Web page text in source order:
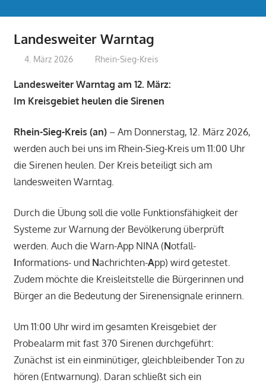
Landesweiter Warntag
4. März 2026 treffpunkt
Rhein-Sieg-Kreis
Landesweiter Warntag am 12. März:
Im Kreisgebiet heulen die Sirenen
Rhein-Sieg-Kreis (an)– Am Donnerstag, 12. März 2026,
werden auch bei uns im Rhein-Sieg-Kreis um 11:00 Uhr
die Sirenen heulen. Der Kreis beteiligt sich am
landesweiten Warntag.
Durch die Übung soll die volle Funktionsfähigkeit der
Systeme zur Warnung der Bevölkerung überprüft
werden. Auch die Warn-App NINA (Notfall-
Informations- und Nachrichten-App) wird getestet.
Zudem möchte die Kreisleitstelle die Bürgerinnen und
Bürger an die Bedeutung der Sirenensignale erinnern.
Um 11:00 Uhr wird im gesamten Kreisgebiet der
Probealarm mit fast 370 Sirenen durchgeführt:
Zunächst ist ein einminütiger, gleichbleibender Ton zu
hören (Entwarnung). Daran schließt sich ein